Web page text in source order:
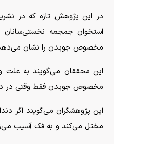
استخوان جمجمه
مخصوص جویدن را نشان
این محققان می‌گویند به
مخصوص جویدن فقط وقتی در
این پژوهشگران می‌گویند اگر
مختل می‌کند و به فک آسیب